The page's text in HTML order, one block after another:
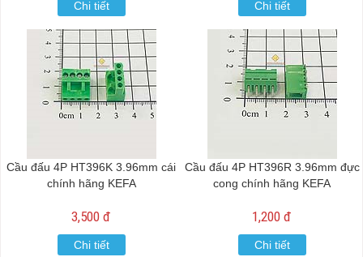
Chi tiết Chi tiết
Cầu đấu 4P HT396K 3.96mm cái
chính hãng KEFA
3,500 đ
Chi tiết
Cầu đấu 4P HT396R 3.96mm đực
cong chính hãng KEFA
1,200 đ
Chi tiết